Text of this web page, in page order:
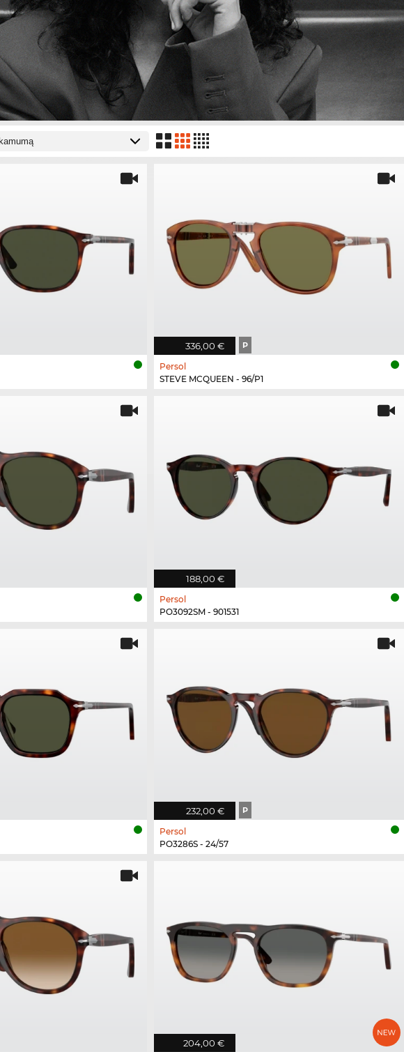
336,00 € P
Persol
STEVE MCQUEEN - 96/P1
188,00 €
Persol
PO3092SM - 901531
232,00 € P
Persol
PO3286S - 24/57
204,00 €